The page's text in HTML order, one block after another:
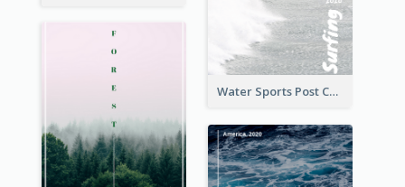
Water Sports Post Card